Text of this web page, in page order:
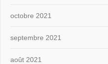
octobre 2021
septembre 2021
août 2021